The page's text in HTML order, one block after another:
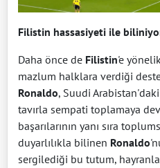
Filistin hassasiyeti ile
Daha önce de Filistin'e
mazlum halklara verdiği
Ronaldo, Suudi
tavırla sempati toplamaya
başarılarının yanı sıra
duyarlılıkla bilinen Ronaldo
sergilediği bu tutum,